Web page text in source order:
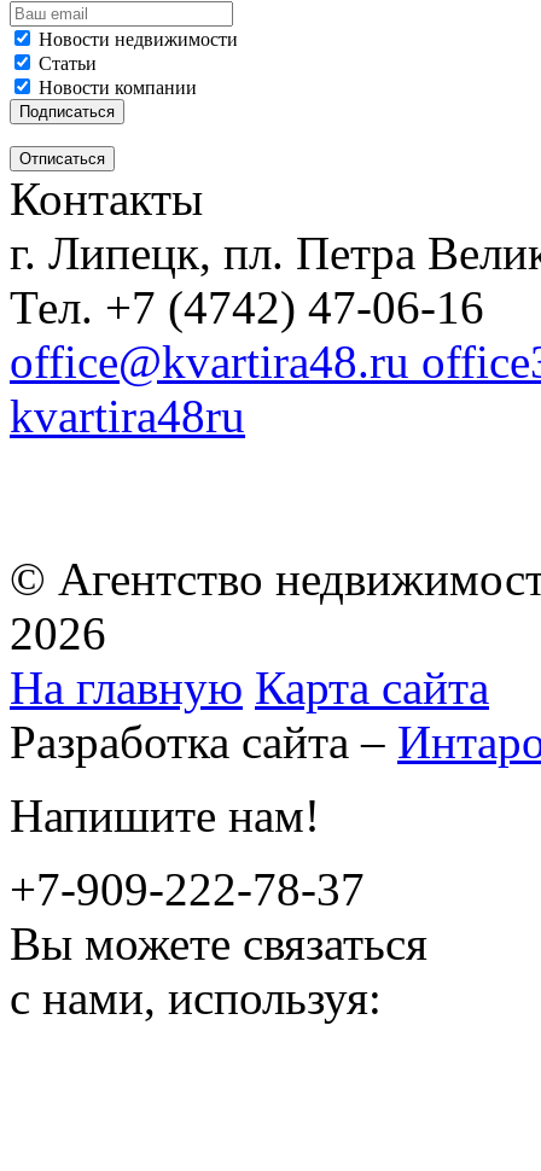
Новости недвижимости
Статьи
Новости компании
Контакты
г. Липецк, пл. Петра
Тел. +7 (4742) 47-06-16
office@kvartira48.ru
kvartira48ru
© Агентство
2026
На главную Карта сайта
Разработка сайта –
Напишите нам!
+7-909-222-78-37
Вы можете связаться
с нами, используя: